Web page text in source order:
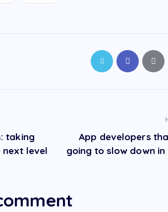
taking
next level
App developers
going to slow down in